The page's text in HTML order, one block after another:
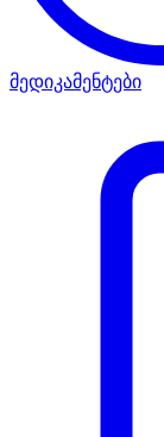
მედიკამენტები